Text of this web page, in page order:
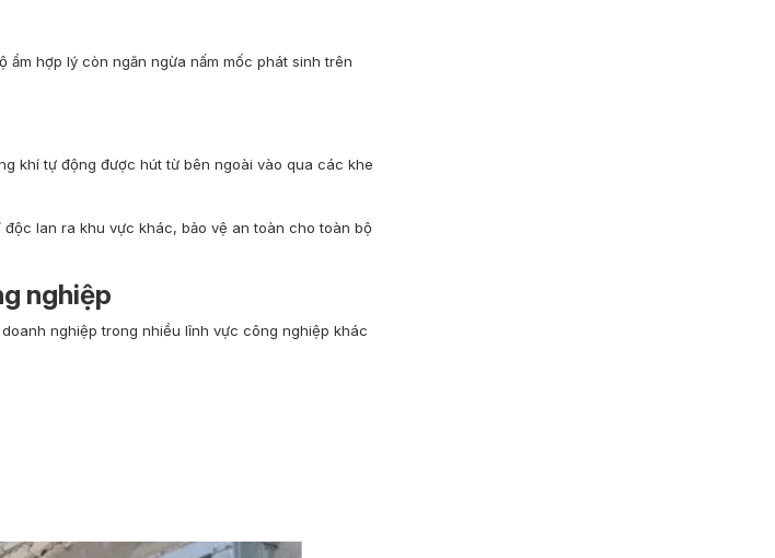
ẩm hợp lý còn ngăn ngừa nấm mốc phát sinh trên
khí tự động được hút từ bên ngoài vào qua các khe
lan ra khu vực khác, bảo vệ an toàn cho toàn bộ
nghiệp
nghiệp trong nhiều lĩnh vực công nghiệp khác